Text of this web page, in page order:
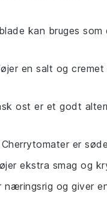
kan bruges
en salt og
ost er et godt
Cherrytomater er
ekstra smag og
næringsrig og giver